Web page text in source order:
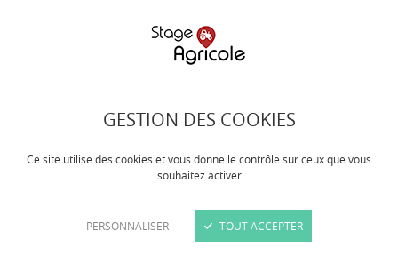
GESTION DES COOKIES
Ce site utilise des cookies et vous donne le contrôle sur ceux que vous
souhaitez activer
PERSONNALISER TOUT ACCEPTER
Exploitation agricole 100% grandes
cultures. Assolement : céréales, pommes
de terre conso, oignons, chanvre,
betteraves à sucre, CIVE. Activité ETA
récoltes. Irrigation. Travail en équipe.